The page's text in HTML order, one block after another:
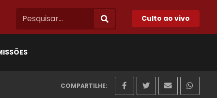
Culto ao vivo
COMPARTILHE: